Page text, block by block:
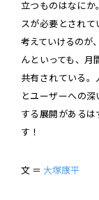
立つものはなに
スが必要とされ
考えていけるのが
んといっても、月
共有されている
とユーザーへの
する展開があるは
す！
文 ＝ 大塚康平